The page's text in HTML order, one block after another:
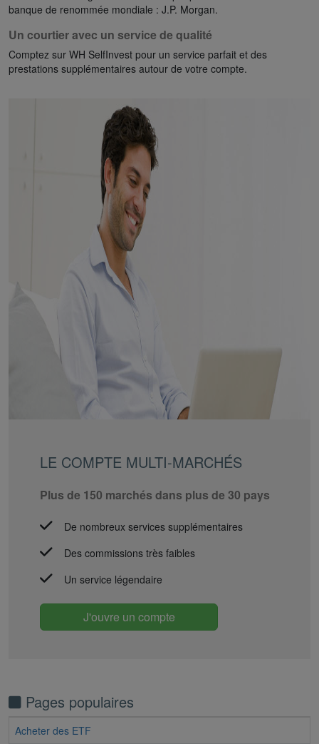
banque de renommée mondiale : J.P. Morgan.
Un courtier avec un service de qualité
Comptez sur WH SelfInvest pour un service parfait et des
prestations supplémentaires autour de votre compte.
LE COMPTE MULTI-MARCHÉS
Plus de 150 marchés dans plus de 30 pays
De nombreux services supplémentaires
Des commissions très faibles
Un service légendaire
J'ouvre un compte
Pages populaires
Acheter des ETF